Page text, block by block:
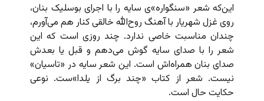
این‌که شعر «سنگواره»ی سایه را با اجرای بوسلیک بنان،
روی غزل شهریار با آهنگ روح‌الله خالقی کنار هم می‌آورم،
چندان مناسبت خاصی ندارد. چند روزی است که این
شعر را با صدای سایه گوش می‌دهم و قبل یا بعدش
صدای بنان همراه‌اش است. این شعر سایه در «تاسیان»
نیست. شعر از کتاب «چند برگ از یلدا»ست. نوعی
حکایت حال است.